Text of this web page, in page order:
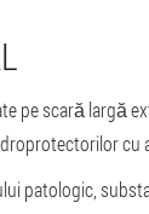
pe scară largă
cu
patologic,